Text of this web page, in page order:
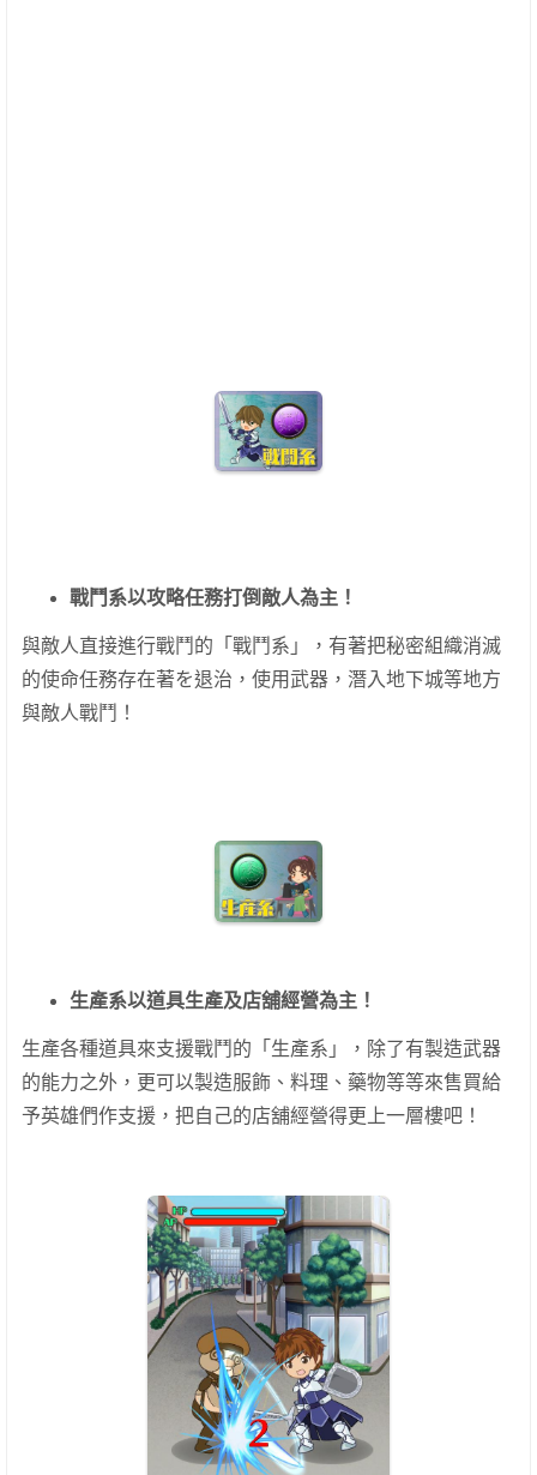
戰鬥系以攻略任務打倒敵人為主！
與敵人直接進行戰鬥的「戰鬥系」，有著把秘密組織消滅
的使命任務存在著を退治，使用武器，潛入地下城等地方
與敵人戰鬥！
生產系以道具生產及店舖經營為主！
生產各種道具來支援戰鬥的「生產系」，除了有製造武器
的能力之外，更可以製造服飾、料理、藥物等等來售買給
予英雄們作支援，把自己的店舖經營得更上一層樓吧！